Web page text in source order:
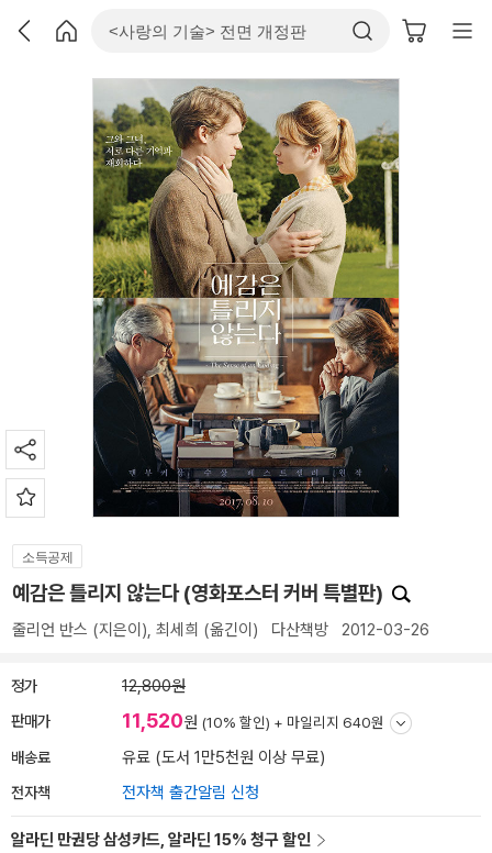
소득공제
예감은 틀리지 않는다 (영화포스터 커버 특별판)
줄리언 반스 (지은이), 최세희 (옮긴이) 다산책방 2012-03-26
정가 12,800원
판매가 11,520원 (10% 할인) + 마일리지 640원
배송료 유료 (도서 1만5천원 이상 무료)
전자책 전자책 출간알림 신청
알라딘 만권당 삼성카드, 알라딘 15% 청구 할인